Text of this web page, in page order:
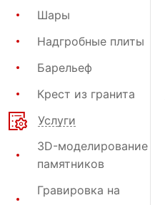
Шары
Надгробные плиты
Барельеф
Крест из гранита
Услуги
3D-моделирование
памятников
Гравировка на